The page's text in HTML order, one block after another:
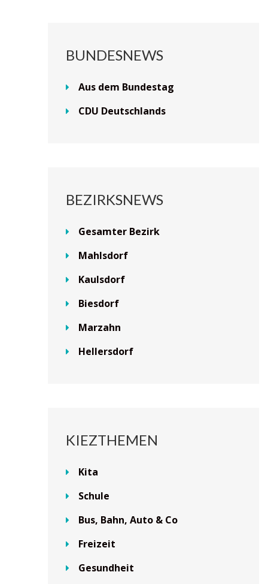
BUNDESNEWS
Aus dem Bundestag
CDU Deutschlands
BEZIRKSNEWS
Gesamter Bezirk
Mahlsdorf
Kaulsdorf
Biesdorf
Marzahn
Hellersdorf
KIEZTHEMEN
Kita
Schule
Bus, Bahn, Auto & Co
Freizeit
Gesundheit